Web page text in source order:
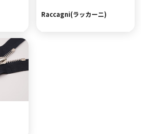
Raccagni(ラッカーニ)